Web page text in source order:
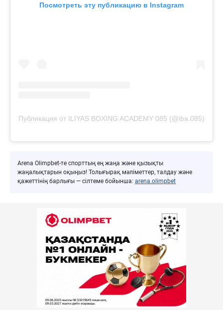
Посмотреть эту публикацию в Instagram
Публикация от ILIYAS BOXING ACADEMY 085 (@iba.085)
Arena Olimpbet-те спорттың ең жаңа және қызықты
жаңалықтарын оқыңыз! Толығырақ мәліметтер, талдау және
қажеттінің барлығы — сілтеме бойынша: arena.olimpbet